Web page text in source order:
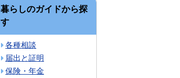
暮らしのガイドから探
す
各種相談
届出と証明
保険・年金